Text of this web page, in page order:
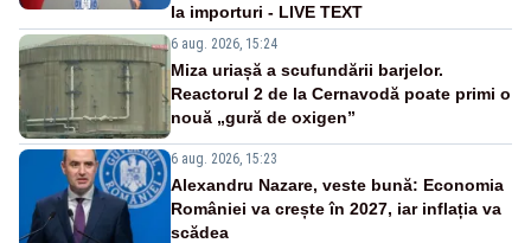
la importuri - LIVE TEXT
6 aug. 2026, 15:24
Miza uriașă a scufundării barjelor.
Reactorul 2 de la Cernavodă poate primi o
nouă „gură de oxigen”
6 aug. 2026, 15:23
Alexandru Nazare, veste bună: Economia
României va crește în 2027, iar inflația va
scădea